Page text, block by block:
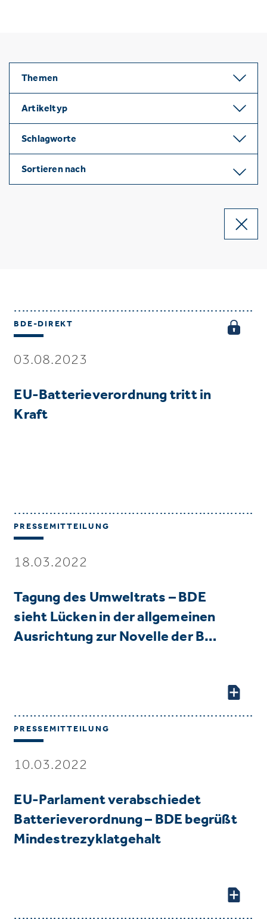
Themen
Artikeltyp
Schlagworte
Sortieren nach
BDE-DIREKT
03.08.2023
EU-Batterieverordnung tritt in
Kraft
PRESSEMITTEILUNG
18.03.2022
Tagung des Umweltrats – BDE
sieht Lücken in der allgemeinen
Ausrichtung zur Novelle der B…
PRESSEMITTEILUNG
10.03.2022
EU-Parlament verabschiedet
Batterieverordnung – BDE begrüßt
Mindestrezyklatgehalt